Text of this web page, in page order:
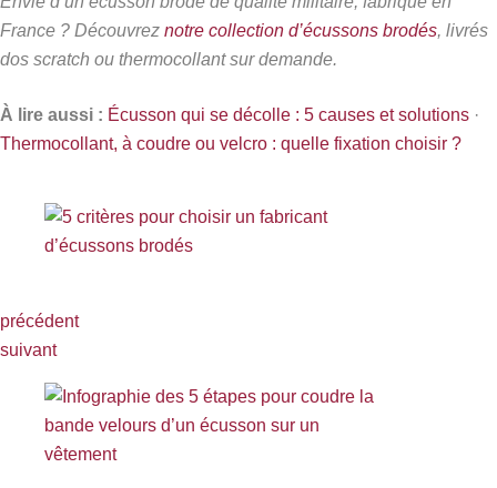
France ? Découvrez notre collection d’écussons brodés, livrés
dos scratch ou thermocollant sur demande.
À lire aussi : Écusson qui se décolle : 5 causes et solutions ·
Thermocollant, à coudre ou velcro : quelle fixation choisir ?
précédent
suivant